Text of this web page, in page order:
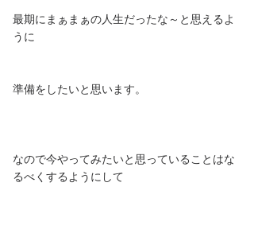
最期にまぁまぁの人生だったな～と思えるよ
うに
準備をしたいと思います。
なので今やってみたいと思っていることはな
るべくするようにして